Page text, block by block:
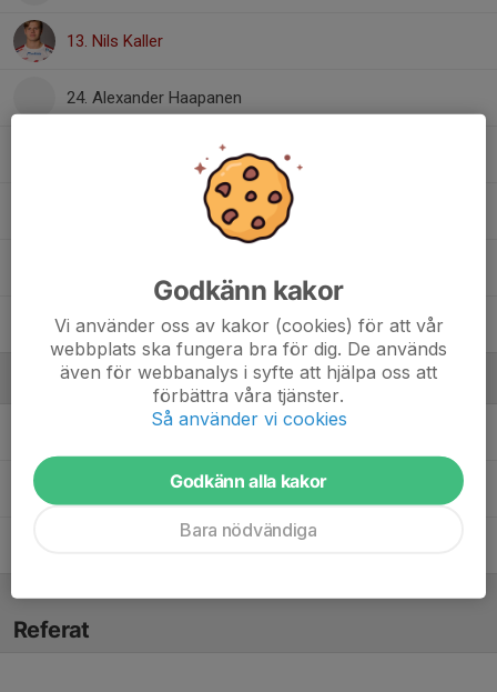
13. Nils Kaller
24. Alexander Haapanen
56. Douglas Palmgren
Ledare
Håkan SöderfjordLagansvarig
Johnny JohanssonHuvudtränare
Referat
Godkänn kakor
Vi använder oss av kakor (cookies) för att vår
webbplats ska fungera bra för dig. De används
även för webbanalys i syfte att hjälpa oss att
förbättra våra tjänster.
Så använder vi cookies
Godkänn alla kakor
Bara nödvändiga